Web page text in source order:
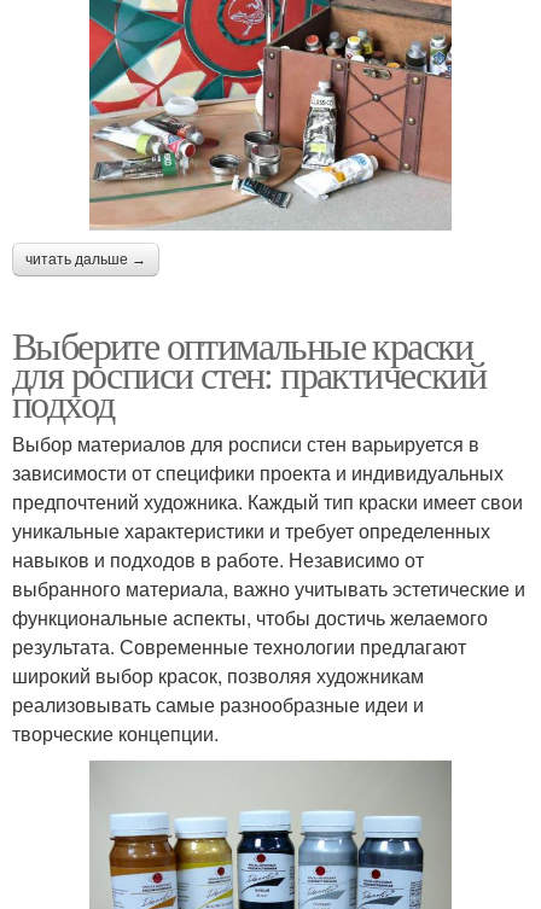
читать дальше →
Выберите оптимальные краски
для росписи стен: практический
подход
Выбор материалов для росписи стен варьируется в
зависимости от специфики проекта и индивидуальных
предпочтений художника. Каждый тип краски имеет свои
уникальные характеристики и требует определенных
навыков и подходов в работе. Независимо от
выбранного материала, важно учитывать эстетические и
функциональные аспекты, чтобы достичь желаемого
результата. Современные технологии предлагают
широкий выбор красок, позволяя художникам
реализовывать самые разнообразные идеи и
творческие концепции.